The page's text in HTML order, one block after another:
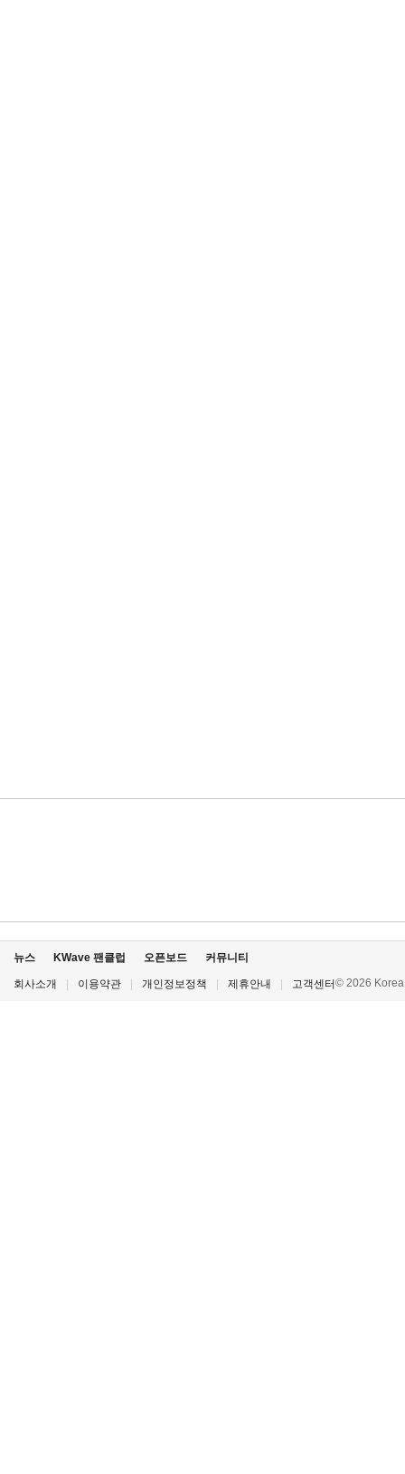
뉴스 KWave 팬클럽 오픈보드 커뮤니티
회사소개 이용약관 개인정보정책 제휴안내 고객센터© 2026